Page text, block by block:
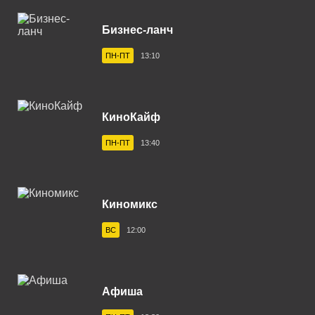
Верхняя Салда 102.6 FM
Владимир 102.9 FM
Волгоград 100.6 FM
Волгодонск 100.3 FM
Волхов 107.2 FM
Воркута 102.2 FM
Воткинск 94.1 FM
Вуктыл 100.3 FM
Бизнес-ланч
ПН-ПТ 13:10
КиноКайф
ПН-ПТ 13:40
Киномикс
ВС 12:00
Афиша